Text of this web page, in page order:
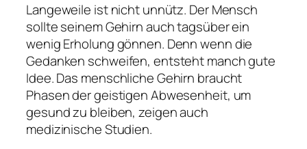
Langeweile ist nicht unnütz. Der Mensch
sollte seinem Gehirn auch tagsüber ein
wenig Erholung gönnen. Denn wenn die
Gedanken schweifen, entsteht manch gute
Idee. Das menschliche Gehirn braucht
Phasen der geistigen Abwesenheit, um
gesund zu bleiben, zeigen auch
medizinische Studien.